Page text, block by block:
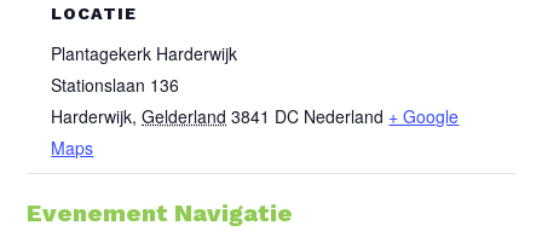
LOCATIE
Plantagekerk Harderwijk
Stationslaan 136
Harderwijk, Gelderland 3841 DC Nederland + Google
Maps
Evenement Navigatie